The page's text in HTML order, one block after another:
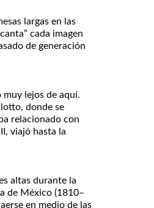
largas en las
cada imagen
de generación
lejos de aquí.
donde se
relacionado con
viajó hasta la
altas durante la
de México (1810–
en medio de las